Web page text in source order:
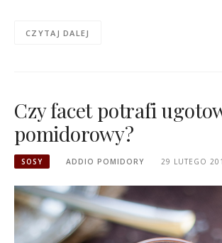
CZYTAJ DALEJ
Czy facet potrafi
pomidorowy?
SOSY ADDIO POMIDORY 29 LUTEGO